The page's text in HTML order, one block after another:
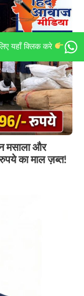
यहाँ क्लिक करे
मसाला और
का माल ज़ब्त!